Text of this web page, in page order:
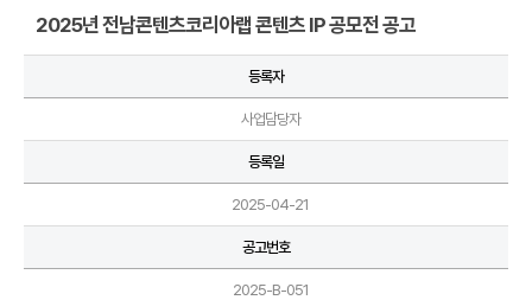
2025년 전남콘텐츠코리아랩 콘텐츠 IP 공모전 공고
등록자
사업담당자
등록일
2025-04-21
공고번호
2025-B-051